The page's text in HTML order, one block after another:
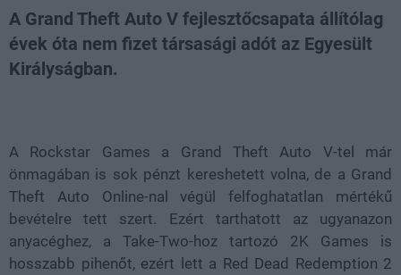
A Grand Theft Auto V fejlesztőcsapata állítólag
évek óta nem fizet társasági adót az Egyesült
Királyságban.
A Rockstar Games a Grand Theft Auto V-tel már
önmagában is sok pénzt kereshetett volna, de a Grand
Theft Auto Online-nal végül felfoghatatlan mértékű
bevételre tett szert. Ezért tarthatott az ugyanazon
anyacéghez, a Take-Two-hoz tartozó 2K Games is
hosszabb pihenőt, ezért lett a Red Dead Redemption 2